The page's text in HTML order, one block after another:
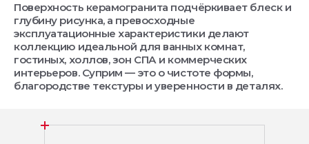
Поверхность керамогранита подчёркивает блеск и
глубину рисунка, а превосходные
эксплуатационные характеристики делают
коллекцию идеальной для ванных комнат,
гостиных, холлов, зон СПА и коммерческих
интерьеров. Суприм — это о чистоте формы,
благородстве текстуры и уверенности в деталях.